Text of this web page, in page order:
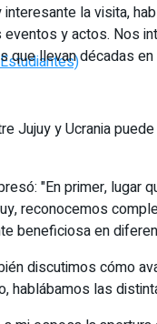
la visita,
y actos. Nos
que llevan décadas
Jujuy y Ucrania
"En primer,
reconocemos
beneficiosa en
discutimos cómo
hablábamos las